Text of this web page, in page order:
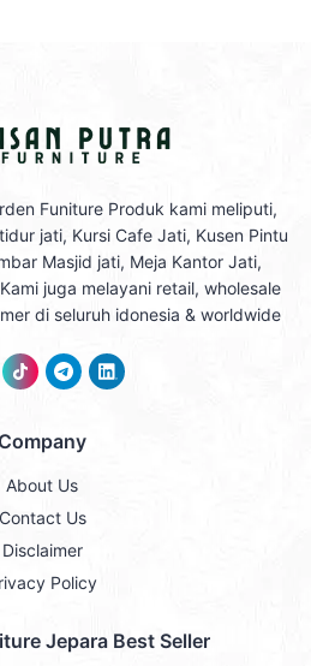
Funiture Produk kami meliputi,
jati, Kursi Cafe Jati, Kusen Pintu
Masjid jati, Meja Kantor Jati,
juga melayani retail, wholesale
di seluruh idonesia & worldwide
Company
About Us
Contact Us
Disclaimer
Policy
Jepara Best Seller